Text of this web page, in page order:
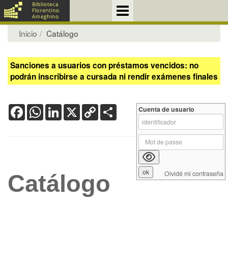
Inicio Catálogo
Sanciones a usuarios con préstamos vencidos: no
podrán inscribirse a cursada ni rendir exámenes finales
FacebookWhatsApp
LinkedIn
X Copy
Link
Catálogo
Cuenta de usuario
Olvidé mi contraseña